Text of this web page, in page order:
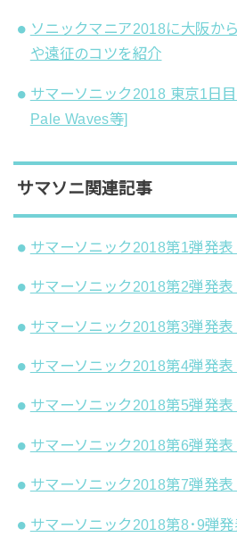
ソニックマニア2018に大阪か
や遠征のコツを紹介
サマーソニック2018 東京1日
Pale Waves等]
サマソニ関連記事
サマーソニック2018第1弾発
サマーソニック2018第2弾発
サマーソニック2018第3弾発
サマーソニック2018第4弾発
サマーソニック2018第5弾発
サマーソニック2018第6弾発
サマーソニック2018第7弾発
サマーソニック2018第8･9弾